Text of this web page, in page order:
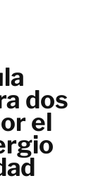
dos
el